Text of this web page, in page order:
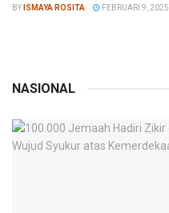
BY ISMAYA ROSITA FEBRUARI 9, 2025
NASIONAL